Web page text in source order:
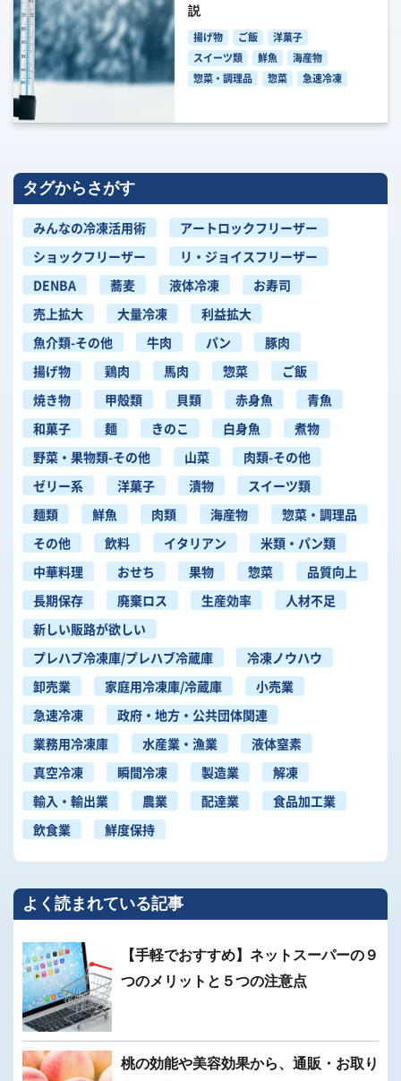
説
揚げ物 ご飯
洋菓子
スイーツ類
鮮魚
海産物
惣菜・調理品
惣菜 急速冷凍
タグからさがす
みんなの冷凍活用術
アートロックフリーザー
ショックフリーザー
リ・ジョイスフリーザー
DENBA
蕎麦 液体冷凍
お寿司
売上拡大
大量冷凍
利益拡大
魚介類-その他
牛肉 パン
豚肉
揚げ物
鶏肉 馬肉 惣菜
ご飯
焼き物
甲殻類 貝類 赤身魚
青魚
和菓子
麺 きのこ 白身魚
煮物
野菜・果物類-その他
山菜
肉類-その他
ゼリー系
洋菓子 漬物
スイーツ類
麺類
鮮魚 肉類 海産物
惣菜・調理品
その他
飲料 イタリアン
米類・パン類
中華料理
おせち 果物 惣菜
品質向上
長期保存
廃棄ロス 生産効率
人材不足
新しい販路が欲しい
プレハブ冷凍庫/プレハブ冷蔵庫
冷凍ノウハウ
卸売業
家庭用冷凍庫/冷蔵庫
小売業
急速冷凍
政府・地方・公共団体関連
業務用冷凍庫
水産業・漁業
液体窒素
真空冷凍
瞬間冷凍 製造業
解凍
輸入・輸出業
農業 配達業
食品加工業
飲食業
鮮度保持
よく読まれている記事
【手軽でおすすめ】ネットスーパーの９
つのメリットと５つの注意点
桃の効能や美容効果から、通販・お取り